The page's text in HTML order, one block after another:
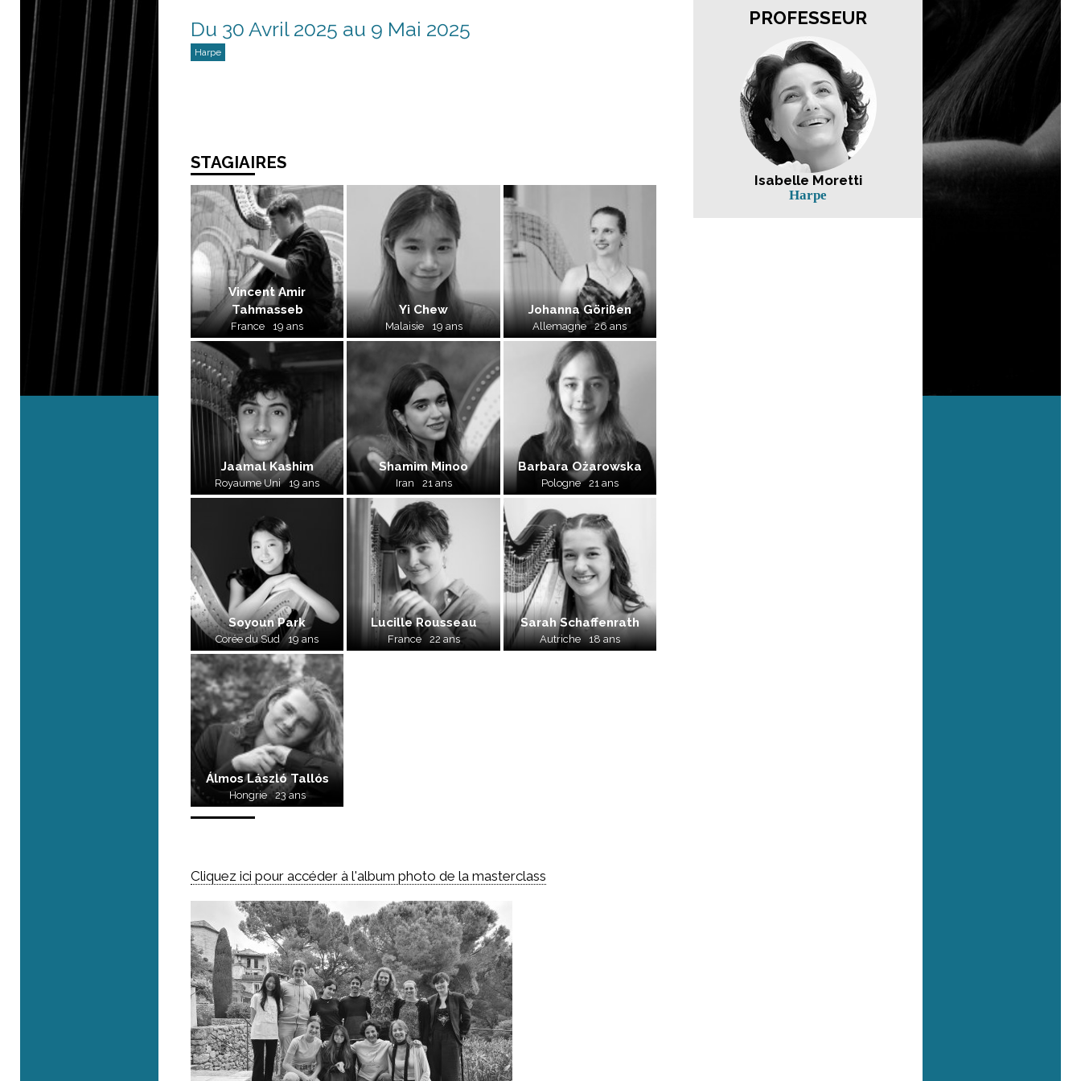
Du 30 Avril 2025 au 9 Mai 2025
Harpe
STAGIAIRES
Vincent Amir
Tahmasseb
France 19 ans
Yi Chew
Malaisie 19 ans
Johanna Görißen
Allemagne 26 ans
Jaamal Kashim
Royaume Uni 19 ans
Shamim Minoo
Iran 21 ans
Barbara Ożarowska
Pologne 21 ans
Soyoun Park
Corée du Sud 19 ans
Lucille Rousseau
France 22 ans
Sarah Schaffenrath
Autriche 18 ans
Álmos László Tallós
Hongrie 23 ans
Cliquez ici pour accéder à l'album photo de la masterclass
PROFESSEUR
Isabelle Moretti
Harpe